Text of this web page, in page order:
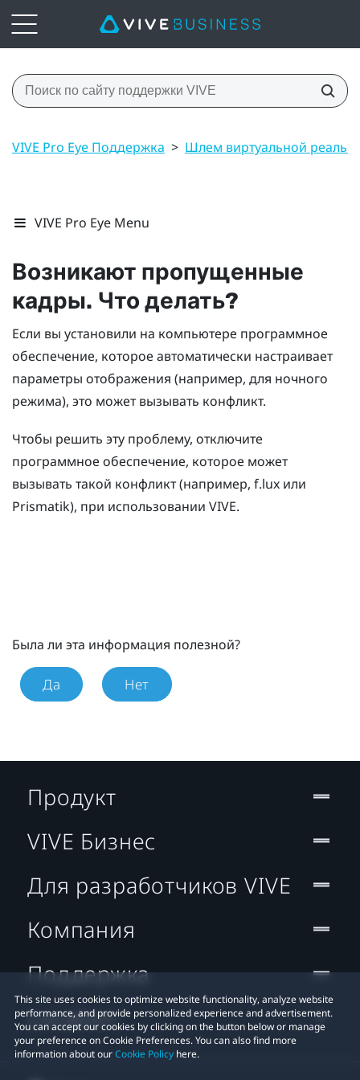
VIVE Pro Eye Поддержка > Шлем виртуальной
VIVE Pro Eye Menu
Возникают пропущенные
кадры. Что делать?
Если вы установили на компьютере программное
обеспечение, которое автоматически настраивает
параметры отображения (например, для ночного
режима), это может вызывать конфликт.
Чтобы решить эту проблему, отключите
программное обеспечение, которое может
вызывать такой конфликт (например, f.lux или
Prismatik), при использовании VIVE.
Была ли эта информация полезной?
Да Нет
This site uses cookies to optimize website functionality, analyze website
performance, and provide personalized experience and advertisement.
You can accept our cookies by clicking on the button below or manage
your preference on Cookie Preferences. You can also find more
information about ourCookie Policy here.
Продукт
VIVE Бизнес
Для разработчиков VIVE
Компания
Поддержка
Location